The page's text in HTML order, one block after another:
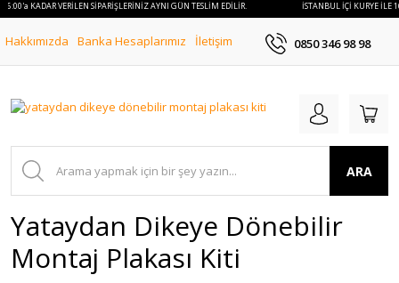
KADAR VERİLEN SİPARİŞLERİNİZ AYNI GÜN TESLİM EDİLİR. İSTANBUL İÇİ KURYE İLE
Hakkımızda Banka Hesaplarımız İletişim 0850 346 98 98
ARA
Yataydan Dikeye Dönebilir
Montaj Plakası Kiti